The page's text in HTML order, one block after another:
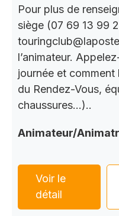
Pour plus de
siège (07 69 13 99
l’animateur.
journée et
du Rendez-Vous,
chaussures…)..
Animateur/
Voir le
détail